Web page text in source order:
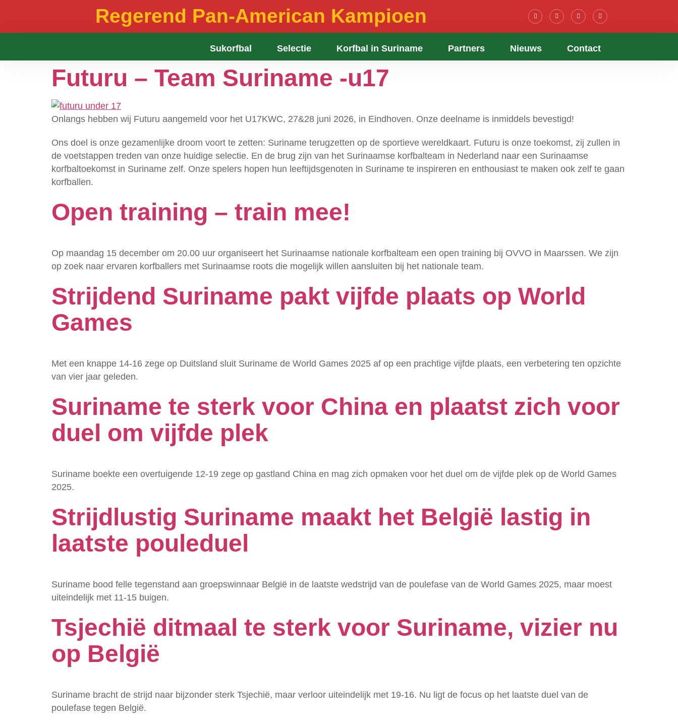
Regerend Pan-American Kampioen
Sukorfbal Selectie Korfbal in Suriname Partners Nieuws Contact
Futuru – Team Suriname -u17
Onlangs hebben wij Futuru aangemeld voor het U17KWC, 27&28 juni 2026, in Eindhoven. Onze deelname is inmiddels bevestigd!
Ons doel is onze gezamenlijke droom voort te zetten: Suriname terugzetten op de sportieve wereldkaart. Futuru is onze toekomst, zij zullen in
de voetstappen treden van onze huidige selectie. En de brug zijn van het Surinaamse korfbalteam in Nederland naar een Surinaamse
korfbaltoekomst in Suriname zelf. Onze spelers hopen hun leeftijdsgenoten in Suriname te inspireren en enthousiast te maken ook zelf te gaan
korfballen.
Open training – train mee!
Op maandag 15 december om 20.00 uur organiseert het Surinaamse nationale korfbalteam een open training bij OVVO in Maarssen. We zijn
op zoek naar ervaren korfballers met Surinaamse roots die mogelijk willen aansluiten bij het nationale team.
Strijdend Suriname pakt vijfde plaats op World
Games
Met een knappe 14-16 zege op Duitsland sluit Suriname de World Games 2025 af op een prachtige vijfde plaats, een verbetering ten opzichte
van vier jaar geleden.
Suriname te sterk voor China en plaatst zich voor
duel om vijfde plek
Suriname boekte een overtuigende 12-19 zege op gastland China en mag zich opmaken voor het duel om de vijfde plek op de World Games
2025.
Strijdlustig Suriname maakt het België lastig in
laatste pouleduel
Suriname bood felle tegenstand aan groepswinnaar België in de laatste wedstrijd van de poulefase van de World Games 2025, maar moest
uiteindelijk met 11-15 buigen.
Tsjechië ditmaal te sterk voor Suriname, vizier nu
op België
Suriname bracht de strijd naar bijzonder sterk Tsjechië, maar verloor uiteindelijk met 19-16. Nu ligt de focus op het laatste duel van de
poulefase tegen België.